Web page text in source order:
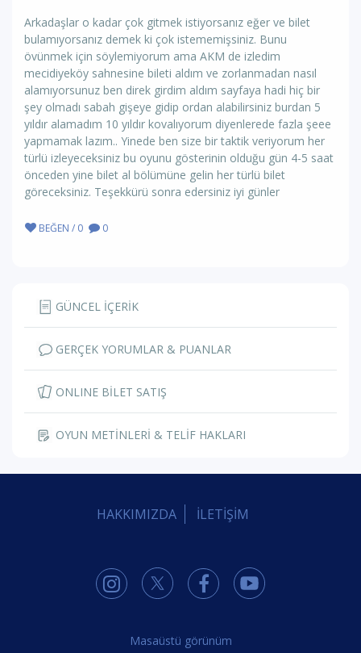
Arkadaşlar o kadar çok gitmek istiyorsanız eğer ve bilet
bulamıyorsanız demek ki çok istememişsiniz. Bunu
övünmek için söylemiyorum ama AKM de izledim
mecidiyeköy sahnesine bileti aldım ve zorlanmadan nasıl
alamıyorsunuz ben direk girdim aldım sayfaya hadi hiç bir
şey olmadı sabah gişeye gidip ordan alabilirsiniz burdan 5
yıldır alamadım 10 yıldır kovalıyorum diyenlerede fazla şeee
yapmamak lazım.. Yinede ben size bir taktik veriyorum her
türlü izleyeceksiniz bu oyunu gösterinin olduğu gün 4-5 saat
önceden yine bilet al bölümüne gelin her türlü bilet
göreceksiniz. Teşekkürü sonra edersiniz iyi günler
BEĞEN / 0 0
GÜNCEL İÇERİK
GERÇEK YORUMLAR & PUANLAR
ONLINE BİLET SATIŞ
OYUN METİNLERİ & TELİF HAKLARI
HAKKIMIZDA İLETİŞİM
Masaüstü görünüm